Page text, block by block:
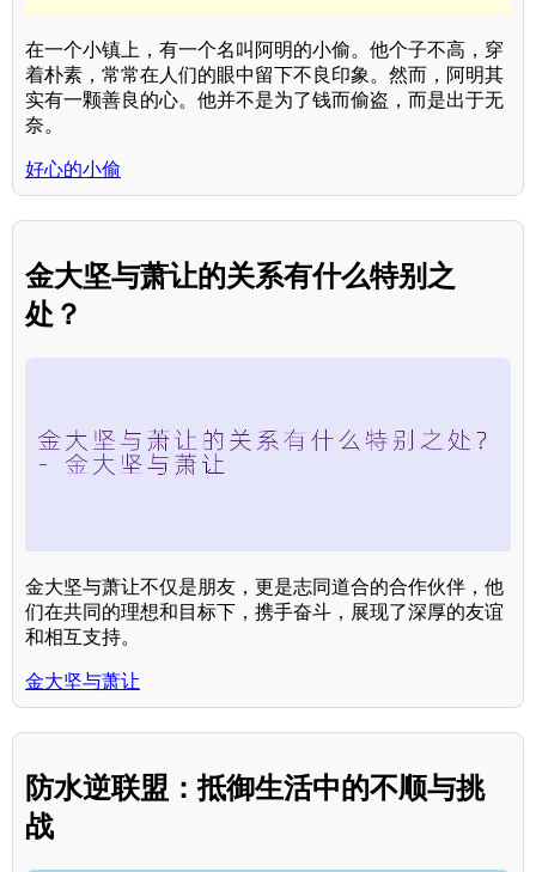
在一个小镇上，有一个名叫阿明的小偷。他个子不高，穿
着朴素，常常在人们的眼中留下不良印象。然而，阿明其
实有一颗善良的心。他并不是为了钱而偷盗，而是出于无
奈。
好心的小偷
金大坚与萧让的关系有什么特别之
处？
金大坚与萧让不仅是朋友，更是志同道合的合作伙伴，他
们在共同的理想和目标下，携手奋斗，展现了深厚的友谊
和相互支持。
金大坚与萧让
防水逆联盟：抵御生活中的不顺与挑
战